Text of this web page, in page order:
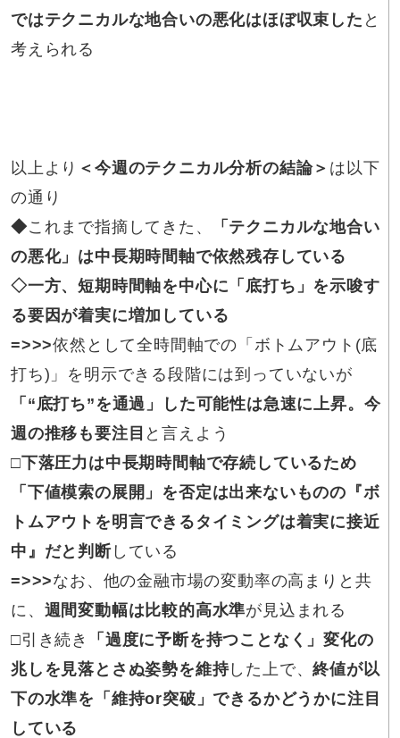
ではテクニカルな地合いの悪化はほぼ収束した と
考えられる
以上より ＜今週のテクニカル分析の結論＞ は以下
の通り
◆これまで指摘してきた、
「テクニカルな地合い
の悪化」 は中長期時間軸で依然残存している
◇一方、短期時間軸を中心に「底打ち」を示唆す
る要因が着実に増加している
=>>>依然として全時間軸での「ボトムアウト(底
打ち)」を明示できる段階には到っていないが
「“底打ち”を通過」した可能性は急速に上昇。今
週の推移も要注目 と言えよう
□下落圧力は中長期時間軸で存続しているため
「下値模索の展開」を否定は出来ないものの『ボ
トムアウトを明言できるタイミングは着実に接近
中』だと判断している
=>>>なお、他の金融市場の変動率の高まりと共
に、 週間変動幅は比較的高水準が見込まれる
□引き続き 「 過度に予断を持つことなく」変化の
兆しを見落とさぬ姿勢を維持した上で、終値が以
下の水準を「維持or突破」できるかどうかに注目
している